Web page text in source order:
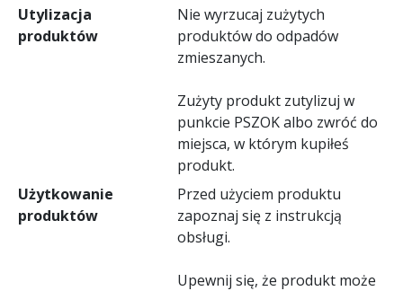
Utylizacja
produktów
Nie wyrzucaj zużytych
produktów do odpadów
zmieszanych.
Zużyty produkt zutylizuj w
punkcie PSZOK albo zwróć do
miejsca, w którym kupiłeś
produkt.
Użytkowanie
produktów
Przed użyciem produktu
zapoznaj się z instrukcją
obsługi.
Upewnij się, że produkt może